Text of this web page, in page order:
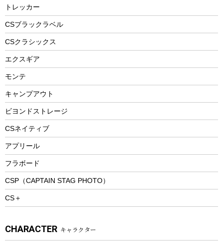
ステンレスボトル
フードボトル
トレー
ランチョンマット
ランチボックス
スプレー関係
ツール、他
エアーポンプ
アクセサリー
自転車ウェア
パラソル
フローティングベスト
ヘルメット
エアーポンプ
ビーチテント
ウィンター
スノーシュー
防寒ウェア
トレッキング
トレッキングアクセサリー
プレイグッズ
ウェルネス
ウェア、タオル
防災用品
トレッカー
CSブラックラベル
CSクラシックス
エクスギア
モンテ
キャンプアウト
ビヨンドストレージ
CSネイティブ
アプリール
フラボード
CSP（CAPTAIN STAG PHOTO）
CS＋
CHARACTER キャラクター